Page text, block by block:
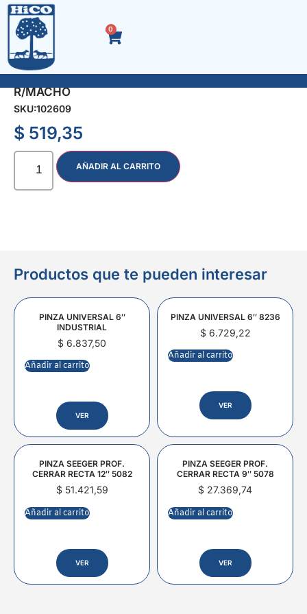
0
ACOPLE RAP. CONECTOR P/MANGUERA 1/2
R/MACHO
SKU:102609
$ 519,35
AÑADIR AL CARRITO
Productos que te pueden interesar
PINZA UNIVERSAL 6″
INDUSTRIAL
$ 6.837,50
Añadir al carrito
VER
PINZA UNIVERSAL 6″ 8236
$6.729,22
Añadir al carrito
VER
PINZA SEEGER PROF.
CERRAR RECTA 12″ 5082
$51.421,59
Añadir al carrito
VER
PINZA SEEGER PROF.
CERRAR RECTA 9″ 5078
$ 27.369,74
Añadir al carrito
VER